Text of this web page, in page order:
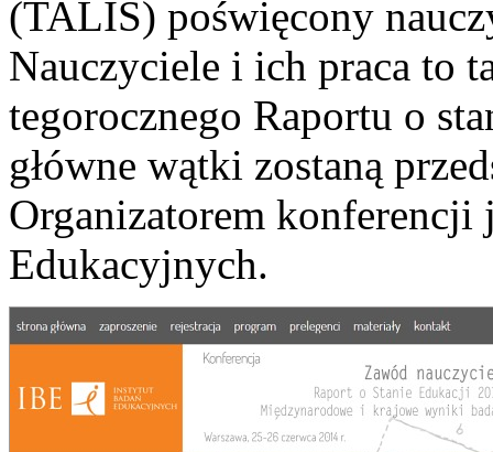
(TALIS) poświęcony
Nauczyciele i ich praca to
tegorocznego Raportu o
główne wątki zostaną
Organizatorem konferencji
Edukacyjnych.